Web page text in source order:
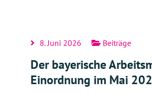
8. Juni 2026 Beiträge
Der bayerische
Einordnung im Mai